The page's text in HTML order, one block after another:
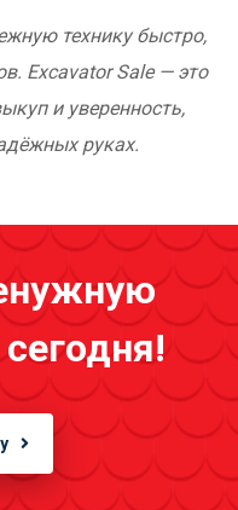
технику быстро,
Excavator Sale — это
и уверенность,
руках.